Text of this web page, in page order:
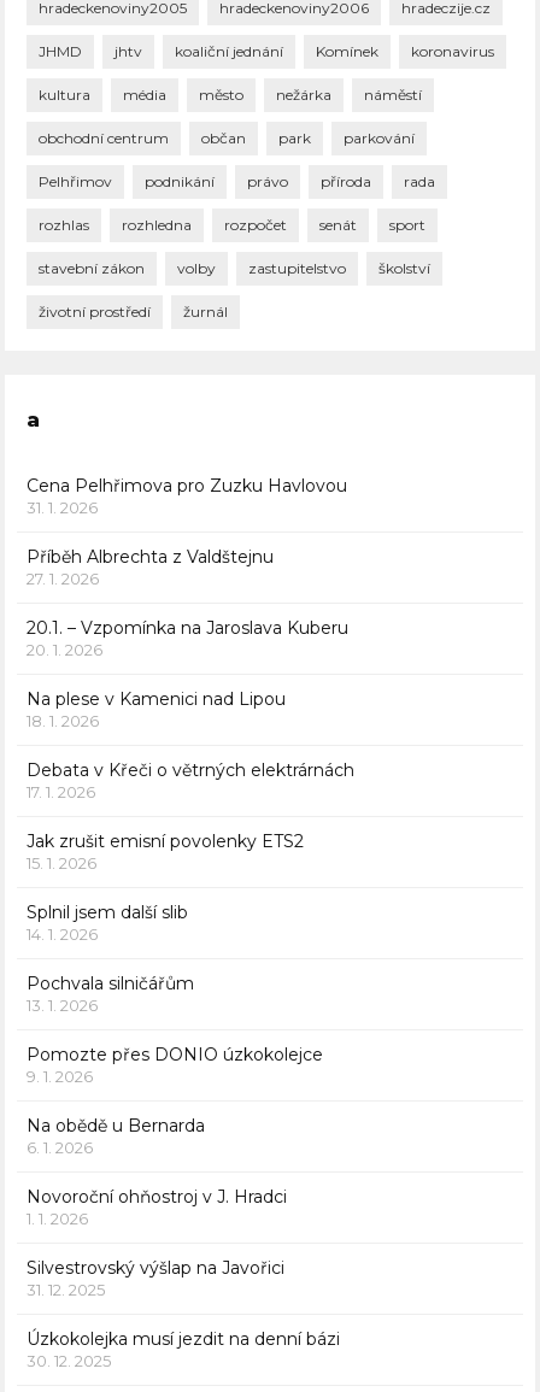
hradeckenoviny2005 hradeckenoviny2006 hradeczije.cz
JHMD jhtv koaliční jednání Komínek koronavirus
kultura média město nežárka náměstí
obchodní centrum občan park parkování
Pelhřimov podnikání právo příroda rada
rozhlas rozhledna rozpočet senát sport
stavební zákon volby zastupitelstvo školství
životní prostředí žurnál
a
Cena Pelhřimova pro Zuzku Havlovou
31. 1. 2026
Příběh Albrechta z Valdštejnu
27. 1. 2026
20.1. – Vzpomínka na Jaroslava Kuberu
20. 1. 2026
Na plese v Kamenici nad Lipou
18. 1. 2026
Debata v Křeči o větrných elektrárnách
17. 1. 2026
Jak zrušit emisní povolenky ETS2
15. 1. 2026
Splnil jsem další slib
14. 1. 2026
Pochvala silničářům
13. 1. 2026
Pomozte přes DONIO úzkokolejce
9. 1. 2026
Na obědě u Bernarda
6. 1. 2026
Novoroční ohňostroj v J. Hradci
1. 1. 2026
Silvestrovský výšlap na Javořici
31. 12. 2025
Úzkokolejka musí jezdit na denní bázi
30. 12. 2025